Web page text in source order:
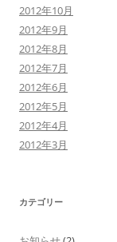
2012年10月
2012年9月
2012年8月
2012年7月
2012年6月
2012年5月
2012年4月
2012年3月
カテゴリー